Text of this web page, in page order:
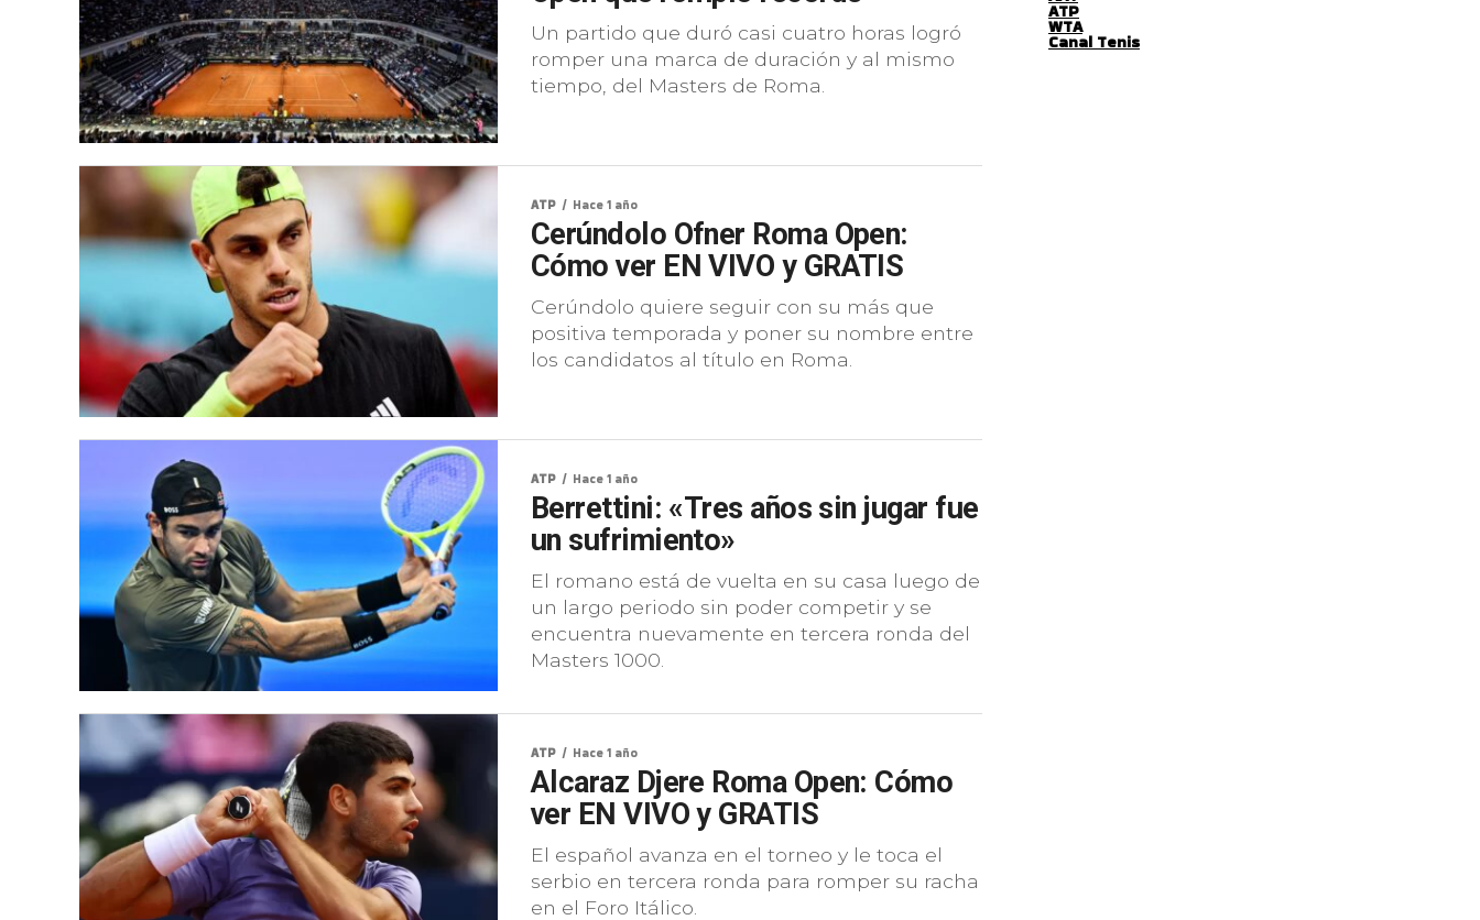
Un partido que duró casi cuatro horas logró
romper una marca de duración y al mismo
tiempo, del Masters de Roma.
ATP Hace 1 año
Cerúndolo Ofner Roma Open:
Cómo ver EN VIVO y GRATIS
Cerúndolo quiere seguir con su más que
positiva temporada y poner su nombre entre
los candidatos al título en Roma.
ATP Hace 1 año
Berrettini: «Tres años sin jugar fue
un sufrimiento»
El romano está de vuelta en su casa luego de
un largo periodo sin poder competir y se
encuentra nuevamente en tercera ronda del
Masters 1000.
ATP Hace 1 año
Alcaraz Djere Roma Open: Cómo
ver EN VIVO y GRATIS
El español avanza en el torneo y le toca el
serbio en tercera ronda para romper su racha
en el Foro Itálico.
ATP
WTA
Canal Tenis